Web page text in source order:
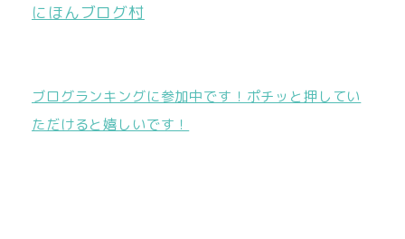
にほんブログ村
ブログランキングに参加中です！ポチッと押してい
ただけると嬉しいです！